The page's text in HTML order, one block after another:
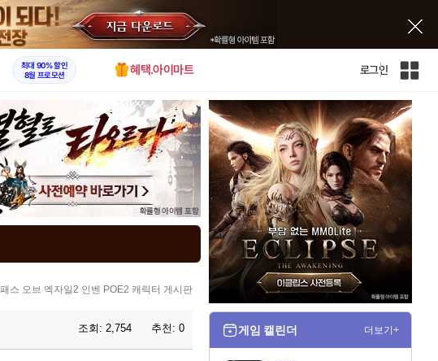
X
최대 90% 할인
8월 프로모션
혜택.아이마트 로그인
인
전
체
사
이
트
맵
패스 오브 엑자일2 인벤 POE2 캐릭터 게시판
조회: 2,754 추천: 0 게임 캘린더 더보기+